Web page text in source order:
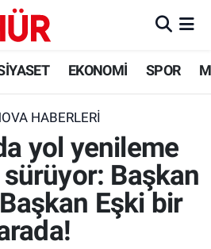
EKONOMİ SPOR
HABERLERI
yol yenileme
sürüyor: Başkan
Eşki bir
Haritası
ve Fikstür